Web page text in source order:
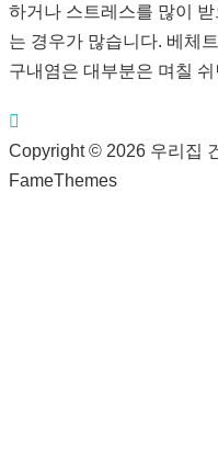
하거나 스트레스를 많이
는 경우가 많습니다. 베체
구내염은 대부분은 며칠
Copyright © 2026 우리집
FameThemes